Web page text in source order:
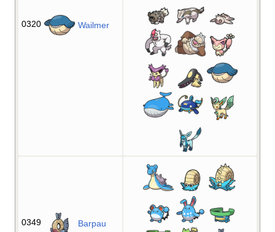
0320 Wailmer
0349 Barpau